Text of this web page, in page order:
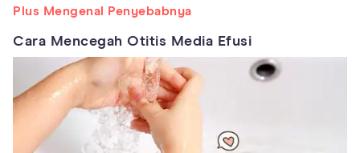
Plus Mengenal Penyebabnya
Cara Mencegah Otitis Media Efusi